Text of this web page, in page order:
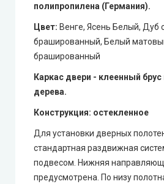
полипропилена (Германия).
Цвет: Венге, Ясень Белый, Дуб
брашированный, Белый
брашированный
Каркас двери - клеенный брус
дерева.
Конструкция: остекленное
Для установки дверных
стандартная раздвижная
подвесом. Нижняя
предусмотрена. По низу